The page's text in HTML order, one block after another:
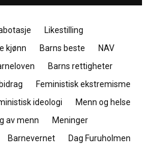
Likestilling
kjønn
Barns beste
NAV
Barns rettigheter
Feministisk ekstremisme
ideologi
Menn og helse
av menn
Meninger
Barnevernet
Dag Furuholmen